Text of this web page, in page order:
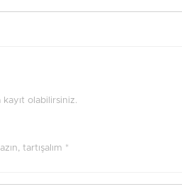
olabilirsiniz.
tartışalım *